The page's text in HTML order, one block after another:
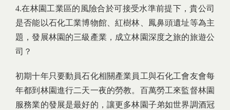
4.在林園工業區的風險合於可接受水準前提下，貴公司
是否能以石化工業博物館、紅樹林、鳳鼻頭遺址等為主
題，發展林園的三級產業，成立林園深度之旅的旅遊公
司？
初期十年只要動員石化相關產業員工與石化工會友會每
年都到林園進行二天一夜的勞教。百萬勞工來監督林園
服務業的發展是最好的，讓更多林園子弟如世界調酒冠